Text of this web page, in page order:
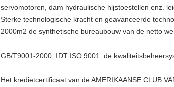
servomotoren, dam hydraulische hijstoestellen enz.
Sterke technologische kracht en geavanceerde
2000m2 de synthetische bureaubouw van de netto
GB/T9001-2000, IDT ISO 9001: de
Het kredietcertificaat van de AMERIKAANSE CLUB